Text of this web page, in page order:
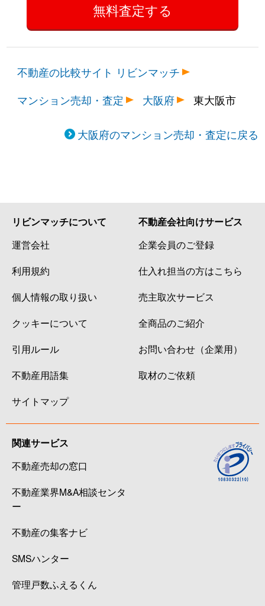
不動産の比較サイト リビンマッチ
マンション売却・査定
大阪府 東大阪市
大阪府のマンション売却・査定に戻る
リビンマッチについて
運営会社
利用規約
個人情報の取り扱い
クッキーについて
引用ルール
不動産用語集
サイトマップ
不動産会社向けサービス
企業会員のご登録
仕入れ担当の方はこちら
売主取次サービス
全商品のご紹介
お問い合わせ（企業用）
取材のご依頼
関連サービス
不動産売却の窓口
不動産業界M&A相談センタ
ー
不動産の集客ナビ
SMSハンター
管理戸数ふえるくん